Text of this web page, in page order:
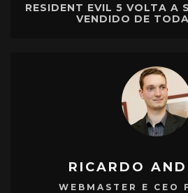
RESIDENT EVIL 5 VOLTA A
VENDIDO DE
RICARDO
WEBMASTER E CEO